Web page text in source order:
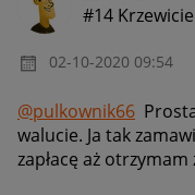
#14
‎02-10-2020 09:54
@pulkownik66
walucie. Ja tak
zapłacę aż